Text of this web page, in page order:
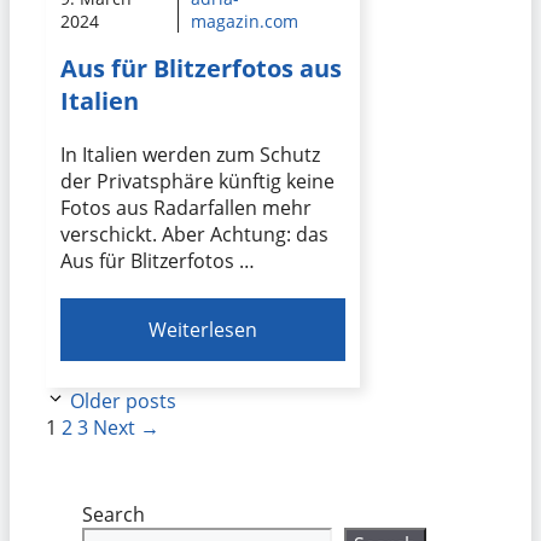
2024
magazin.com
Aus für Blitzerfotos aus
Italien
In Italien werden zum Schutz
der Privatsphäre künftig keine
Fotos aus Radarfallen mehr
verschickt. Aber Achtung: das
Aus für Blitzerfotos …
Weiterlesen
Older posts
Page
1 Page
2Page
3 Next →
Search